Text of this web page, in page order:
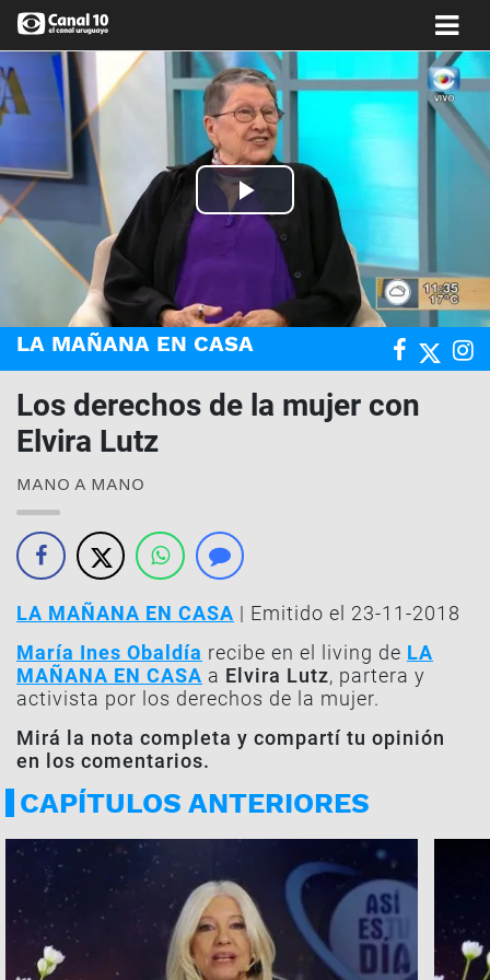
Play
Video
LA MAÑANA EN CASA
Los derechos de la mujer con
Elvira Lutz
MANO A MANO
LA MAÑANA EN CASA | Emitido el 23-11-2018
María Ines Obaldía recibe en el living de LA
MAÑANA EN CASA a Elvira Lutz, partera y
activista por los derechos de la mujer.
Mirá la nota completa y compartí tu opinión
en los comentarios.
CAPÍTULOS ANTERIORES